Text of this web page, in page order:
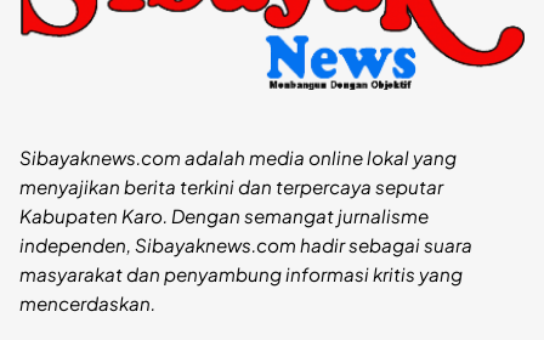
Sibayaknews.com adalah media online lokal yang
menyajikan berita terkini dan terpercaya seputar
Kabupaten Karo. Dengan semangat jurnalisme
independen, Sibayaknews.com hadir sebagai suara
masyarakat dan penyambung informasi kritis yang
mencerdaskan.